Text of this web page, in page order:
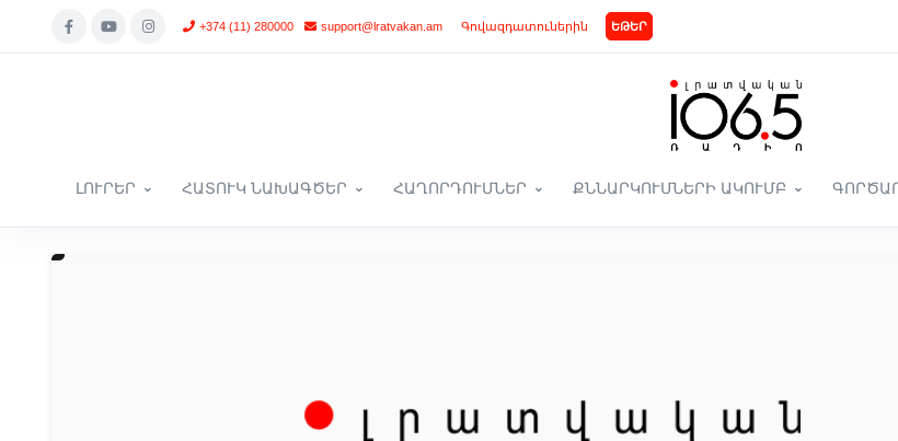
+374 (11) 280000 support@lratvakan.am Գովազդատուներին ԵԹԵՐ
ԼՈՒՐԵՐ ՀԱՏՈՒԿ ՆԱԽԱԳԾԵՐ ՀԱՂՈՐԴՈՒՄՆԵՐ ՔՆՆԱՐԿՈՒՄՆԵՐԻ ԱԿՈՒՄԲ